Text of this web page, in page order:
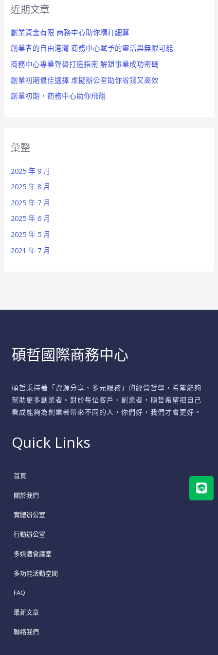
近期文章
創業資金有限 商務中心助你精打細算
創業者的自由港灣 商務中心賦予的靈活與無限可能
商務中心專業聲譽打造指南 解鎖事業成功密碼
創業初期最佳選擇 虛擬辦公室助你省錢又高效
創業初期，商務中心助你飛翔
彙整
2025 年 9 月
2025 年 8 月
2025 年 7 月
2025 年 6 月
2025 年 5 月
2021 年 7 月
碩哲國際商務中心
碩哲秉持著「資源分享、多元服務」的經營哲學，希望能夠
幫助更多創業者。對於每位客戶、創業者，碩哲希望把自己
看成能夠為創業者帶來不同的人，你們好，我們才會更好。
Quick Links
首頁
關於我們
實體辦公室
行動辦公室
多媒體會議室
多功能活動空間
FAQ
最新文章
聯絡我們